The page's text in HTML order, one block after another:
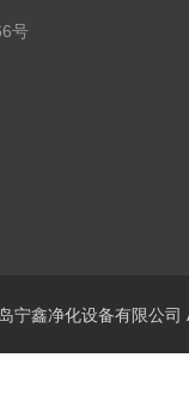
号
宁鑫净化设备有限